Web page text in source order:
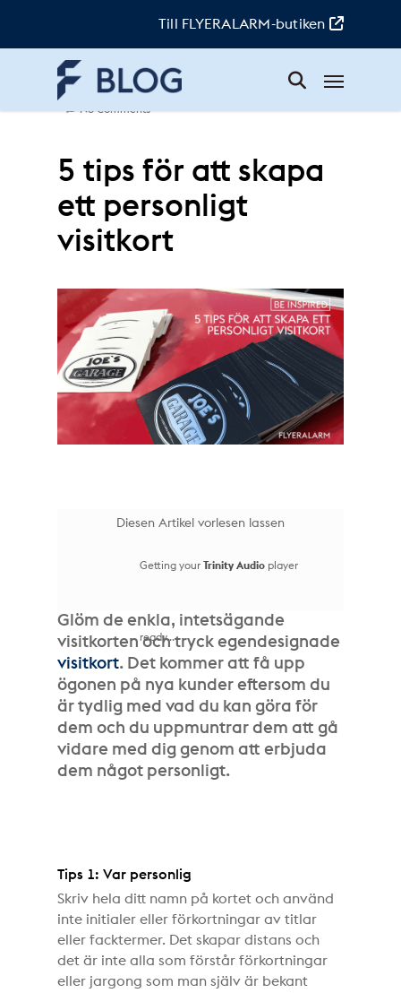
Till FLYERALARM-butiken
Stefan | 4. March 2024 BeInspired
No Comments
5 tips för att skapa
ett personligt
visitkort
Diesen Artikel vorlesen lassen
Getting your Trinity Audio player
ready...
Glöm de enkla, intetsägande
visitkorten och tryck egendesignade
visitkort. Det kommer att få upp
ögonen på nya kunder eftersom du
är tydlig med vad du kan göra för
dem och du uppmuntrar dem att gå
vidare med dig genom att erbjuda
dem något personligt.
Tips 1: Var personlig
Skriv hela ditt namn på kortet och använd
inte initialer eller förkortningar av titlar
eller facktermer. Det skapar distans och
det är inte alla som förstår förkortningar
eller jargong som man själv är bekant